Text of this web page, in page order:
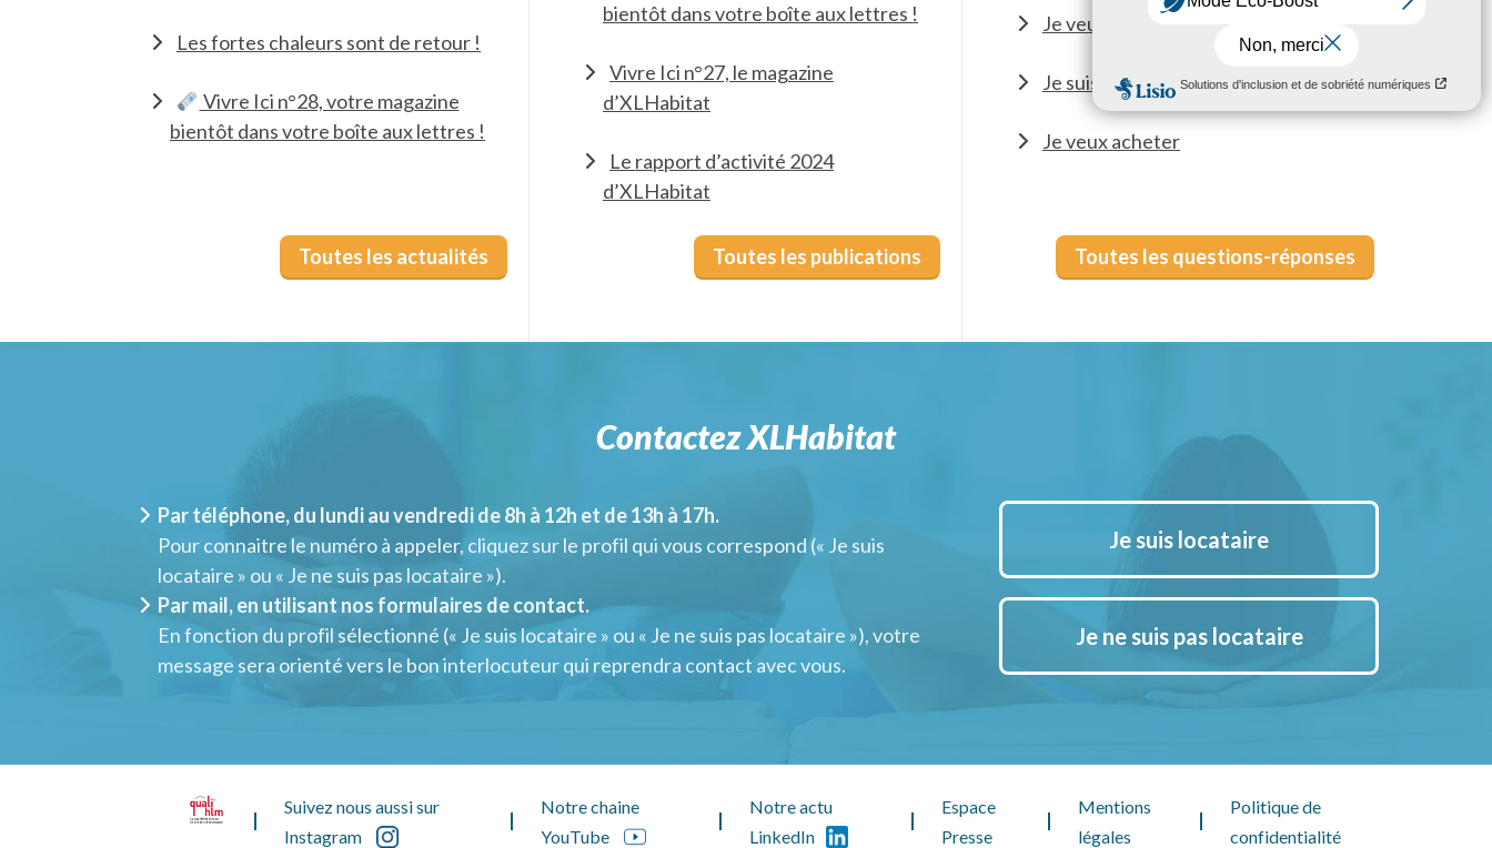
Les fortes chaleurs sont de retour !
Vivre Ici n°28, votre magazine
bientôt dans votre boîte aux lettres !
Toutes les actualités
bientôt dans votre boîte aux lettres !
Vivre Ici n°27, le magazine
d’XLHabitat
Le rapport d’activité 2024
d’XLHabitat
Toutes les publications
Je veux louer
Je suis locataire
Je veux acheter
Toutes les questions-réponses
Contactez XLHabitat
Par téléphone, du lundi au vendredi de 8h à 12h et de 13h à 17h.
Pour connaitre le numéro à appeler, cliquez sur le profil qui vous correspond (« Je suis
locataire » ou « Je ne suis pas locataire »).
Par mail, en utilisant nos formulaires de contact.
En fonction du profil sélectionné (« Je suis locataire » ou « Je ne suis pas locataire »), votre
message sera orienté vers le bon interlocuteur qui reprendra contact avec vous.
Je suis locataire
Je ne suis pas locataire
Suivez nous aussi sur
Instagram
Notre chaine
YouTube
Notre actu
LinkedIn
Espace
Presse
Mentions
légales
Politique de
confidentialité